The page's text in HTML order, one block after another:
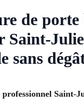
de porte
Saint-
sans
Saint-